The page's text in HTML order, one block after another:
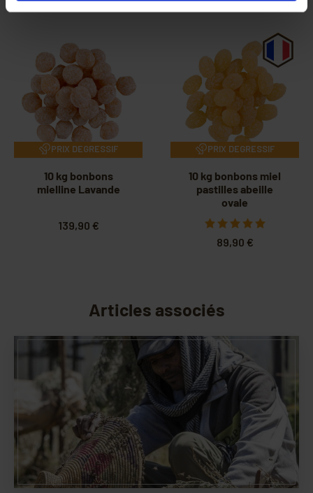
PRIX DEGRESSIF
10 kg bonbons
mielline Lavande
139,90 €
PRIX DEGRESSIF
10 kg bonbons miel
pastilles abeille
ovale
89,90 €
Articles associés